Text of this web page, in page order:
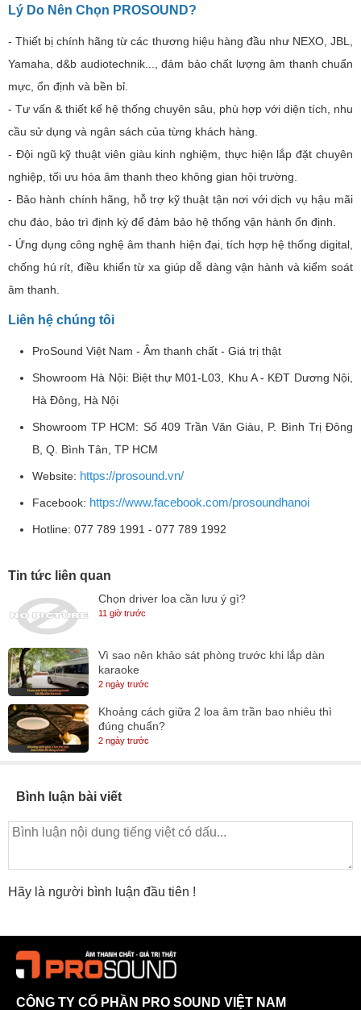
Lý Do Nên Chọn PROSOUND?
- Thiết bị chính hãng từ các thương hiệu hàng đầu như NEXO, JBL,
Yamaha, d&b audiotechnik..., đảm bảo chất lượng âm thanh chuẩn
mực, ổn định và bền bỉ.
- Tư vấn & thiết kế hệ thống chuyên sâu, phù hợp với diện tích, nhu
cầu sử dụng và ngân sách của từng khách hàng.
- Đội ngũ kỹ thuật viên giàu kinh nghiệm, thực hiện lắp đặt chuyên
nghiệp, tối ưu hóa âm thanh theo không gian hội trường.
- Bảo hành chính hãng, hỗ trợ kỹ thuật tận nơi với dịch vụ hậu mãi
chu đáo, bảo trì định kỳ để đảm bảo hệ thống vận hành ổn định.
- Ứng dụng công nghệ âm thanh hiện đại, tích hợp hệ thống digital,
chống hú rít, điều khiển từ xa giúp dễ dàng vận hành và kiểm soát
âm thanh.
Liên hệ chúng tôi
ProSound Việt Nam - Âm thanh chất - Giá trị thật
Showroom Hà Nội: Biệt thự M01-L03, Khu A - KĐT Dương Nội,
Hà Đông, Hà Nội
Showroom TP HCM: Số 409 Trần Văn Giàu, P. Bình Trị Đông
B, Q. Bình Tân, TP HCM
Website: https://prosound.vn/
Facebook: https://www.facebook.com/prosoundhanoi
Hotline: 077 789 1991 - 077 789 1992
Tin tức liên quan
Chọn driver loa cần lưu ý gì?
11 giờ trước
Vì sao nên khảo sát phòng trước khi lắp dàn
karaoke
2 ngày trước
Khoảng cách giữa 2 loa âm trần bao nhiêu thì
đúng chuẩn?
2 ngày trước
Bình luận bài viết
Hãy là người bình luận đầu tiên !
CÔNG TY CỔ PHẦN PRO SOUND VIỆT NAM